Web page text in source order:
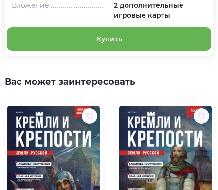
Вложение
2 дополнительные
игровые карты
Купить
Вас может заинтересовать